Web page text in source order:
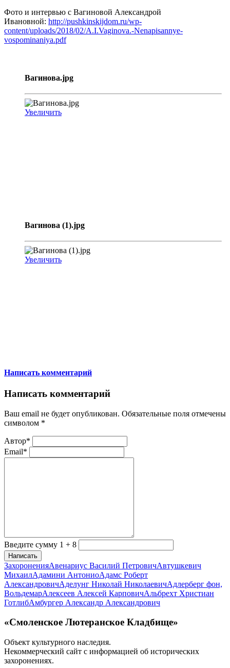
Фото и интервью с Вагиновой Александрой
Ивановной: http://pushkinskijdom.ru/wp-
content/uploads/2018/02/A.I.Vaginova.-Nenapisannye-
vospominaniya.pdf
Вагинова.jpg
Увеличить
Вагинова (1).jpg
Увеличить
Написать комментарий
Написать комментарий
Ваш email не будет опубликован. Обязательные поля отмечены
символом *
Автор*
Email*
Введите сумму 1 + 8
Написать
ЗахороненияАвенариус Василий ПетровичАвтушкевич
МихаилАдамини АнтониоАдамс Роберт
АлександровичАделунг Николай НиколаевичАдлерберг фон,
ВольдемарАлексеев Алексей КарповичАльбрехт Христиан
ГотлибАмбургер Александр Александрович
«Смоленское Лютеранское Кладбище»
Объект культурного наследия.
Некоммерческий сайт с информацией об исторических
захоронениях.